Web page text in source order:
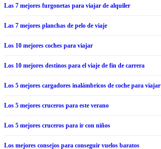
Las 7 mejores furgonetas para viajar de alquiler
Las 7 mejores planchas de pelo de viaje
Los 10 mejores coches para viajar
Los 10 mejores destinos para el viaje de fin de carrera
Los 5 mejores cargadores inalámbricos de coche para viajar
Los 5 mejores cruceros para este verano
Los 5 mejores cruceros para ir con niños
Los mejores consejos para conseguir vuelos baratos